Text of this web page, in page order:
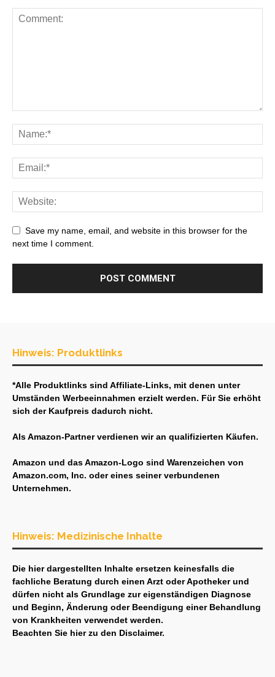
Save my name, email, and website in this browser for the
next time I comment.
Hinweis: Produktlinks
*Alle Produktlinks sind Affiliate-Links, mit denen unter
Umständen Werbeeinnahmen erzielt werden. Für Sie erhöht
sich der Kaufpreis dadurch nicht.
Als Amazon-Partner verdienen wir an qualifizierten Käufen.
Amazon und das Amazon-Logo sind Warenzeichen von
Amazon.com, Inc. oder eines seiner verbundenen
Unternehmen.
Hinweis: Medizinische Inhalte
Die hier dargestellten Inhalte ersetzen keinesfalls die
fachliche Beratung durch einen Arzt oder Apotheker und
dürfen nicht als Grundlage zur eigenständigen Diagnose
und Beginn, Änderung oder Beendigung einer Behandlung
von Krankheiten verwendet werden.
Beachten Sie hier zu den Disclaimer.